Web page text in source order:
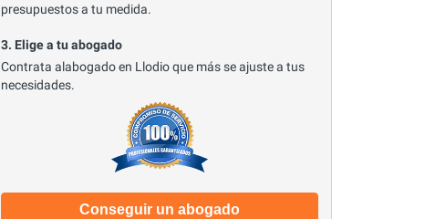
presupuestos a tu medida.
3. Elige a tu abogado
Contrata alabogado en Llodio que más se ajuste a tus
necesidades.
Conseguir un abogado